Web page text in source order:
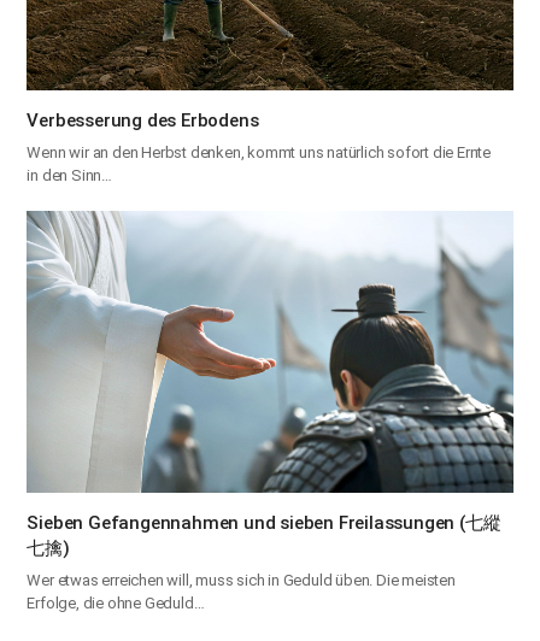
Verbesserung des Erbodens
Wenn wir an den Herbst denken, kommt uns natürlich sofort die Ernte
in den Sinn…
Sieben Gefangennahmen und sieben Freilassungen (七縱
七擒)
Wer etwas erreichen will, muss sich in Geduld üben. Die meisten
Erfolge, die ohne Geduld…